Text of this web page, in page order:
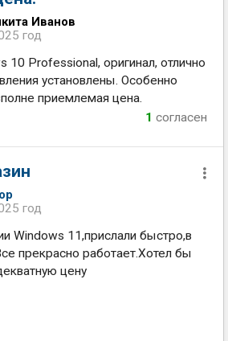
Иванов
год
10 Professional, оригинал, отлично
установлены. Особенно
приемлемая цена.
1 согласен
год
Windows 11,прислали быстро,в
прекрасно работает.Хотел бы
цену